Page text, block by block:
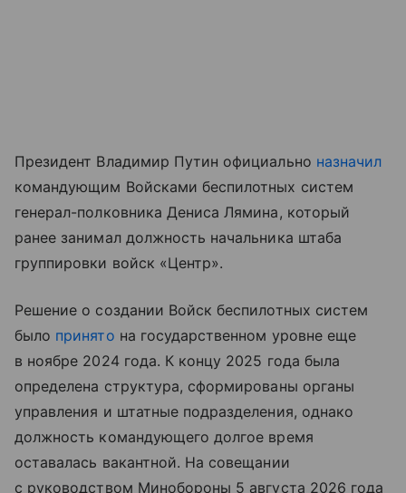
Президент Владимир Путин официально назначил
командующим Войсками беспилотных систем
генерал-полковника Дениса Лямина, который
ранее занимал должность начальника штаба
группировки войск «Центр».
Решение о создании Войск беспилотных систем
было принято на государственном уровне еще
в ноябре 2024 года. К концу 2025 года была
определена структура, сформированы органы
управления и штатные подразделения, однако
должность командующего долгое время
оставалась вакантной. На совещании
с руководством Минобороны 5 августа 2026 года